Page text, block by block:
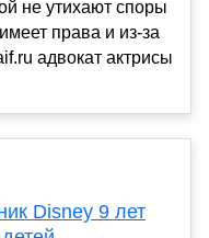
не утихают споры
права и из-за
адвокат актрисы
Disney 9 лет